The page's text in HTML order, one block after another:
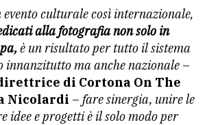
culturale così internazionale,
alla fotografia non solo in
è un risultato per tutto il sistema
innanzitutto ma anche nazionale –
di Cortona On The
Nicolardi – fare sinergia, unire le
idee e progetti è il solo modo per